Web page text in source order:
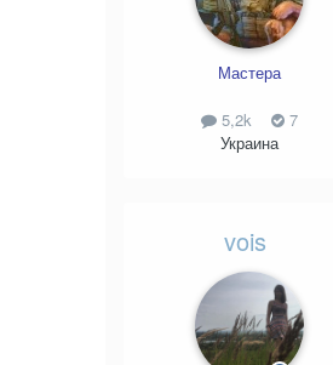
Мастера
5,2k
7
Украина
vois